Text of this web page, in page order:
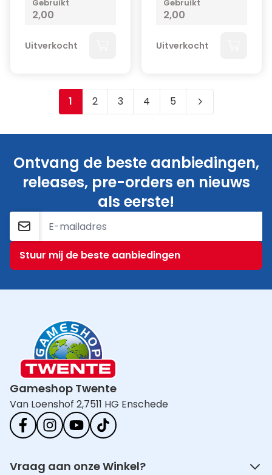
Gebruikt
2,00
Uitverkocht
Gebruikt
2,00
Uitverkocht
Je leest momenteel pagina
1 Pagina
2 Pagina
3 Pagina
4 Pagina
5
Ontvang de beste aanbiedingen,
releases, pre-orders en nieuws
als eerste!
E-mailadres
Stuur mij de beste aanbiedingen
Gameshop Twente
Van Loenshof 2,7511 HG Enschede
Vraag aan onze Winkel?